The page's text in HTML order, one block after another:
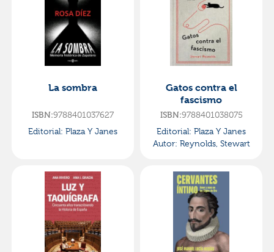
La sombra
ISBN:9788401037627
Editorial: Plaza Y Janes
Gatos contra el
fascismo
ISBN:9788401038075
Editorial: Plaza Y Janes
Autor: Reynolds, Stewart